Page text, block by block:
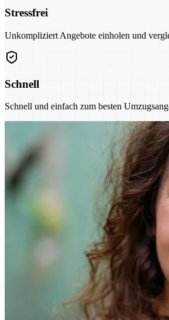
Stressfrei
Unkompliziert Angebote einholen und
Schnell
Schnell und einfach zum besten